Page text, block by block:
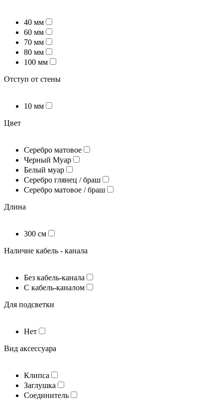
40 мм
60 мм
70 мм
80 мм
100 мм
Отступ от стены
10 мм
Цвет
Серебро матовое
Черный Муар
Белый муар
Серебро глянец / браш
Серебро матовое / браш
Длина
300 см
Наличие кабель - канала
Без кабель-канала
С кабель-каналом
Для подсветки
Нет
Вид аксессуара
Клипса
Заглушка
Соединитель